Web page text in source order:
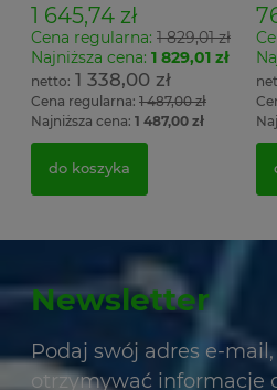
1 645,74 zł
Cena regularna: 1 829,01 zł
Najniższa cena: 1 829,01 zł
1 338,00 zł
Cena regularna: 1 487,00 zł
Najniższa cena: 1 487,00 zł
do koszyka
Newsletter
Podaj swój adres e-
otrzymywać informacje